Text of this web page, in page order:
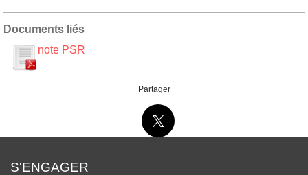
Documents liés
note PSR
Partager
S'ENGAGER